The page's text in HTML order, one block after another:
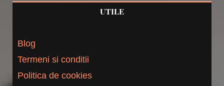
UTILE
Blog
Termeni si conditii
Politica de cookies